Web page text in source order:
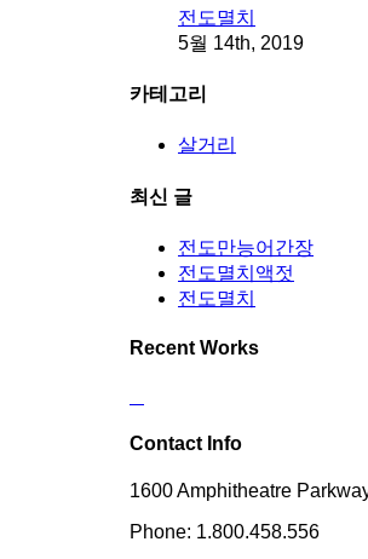
전도멸치
5월 14th, 2019
카테고리
살거리
최신 글
전도만능어간장
전도멸치액젓
전도멸치
Recent Works
Contact Info
1600 Amphitheatre
Phone: 1.800.458.556